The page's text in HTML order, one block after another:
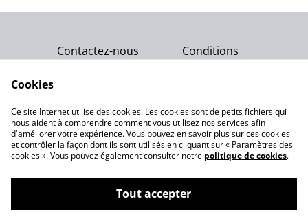
Contactez-nous
Conditions
Politique de
Politique de cookies
Notre engagement
©2026Gemme Celeste
Cookies
Ce site Internet utilise des cookies. Les cookies sont de petits fichiers qui
nous aident à comprendre comment vous utilisez nos services afin
d'améliorer votre expérience. Vous pouvez en savoir plus sur ces cookies
et contrôler la façon dont ils sont utilisés en cliquant sur « Paramètres des
cookies ». Vous pouvez également consulter notre politique de cookies.
Tout accepter